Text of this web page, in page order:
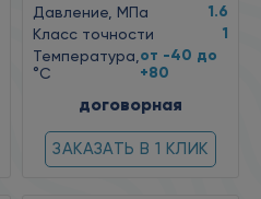
Давление, МПа 1.6
Класс точности 1
Температура,
°C
от -40 до
+80
договорная
ЗАКАЗАТЬ В 1 КЛИК